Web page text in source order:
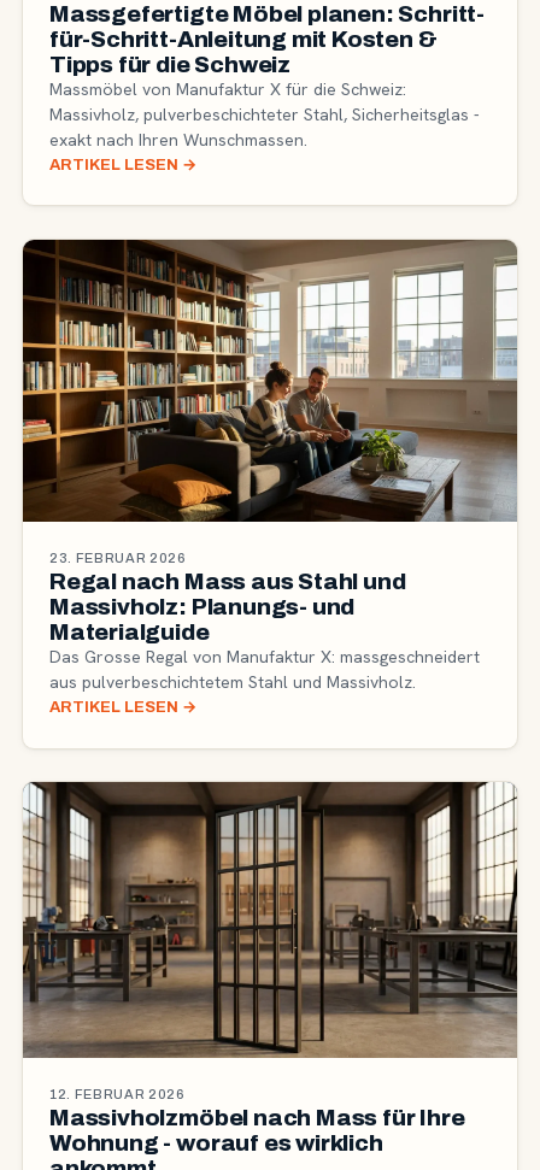
Massgefertigte Möbel planen: Schritt-
für-Schritt-Anleitung mit Kosten &
Tipps für die Schweiz
Massmöbel von Manufaktur X für die Schweiz:
Massivholz, pulverbeschichteter Stahl, Sicherheitsglas -
exakt nach Ihren Wunschmassen.
ARTIKEL LESEN →
23. FEBRUAR 2026
Regal nach Mass aus Stahl und
Massivholz: Planungs- und
Materialguide
Das Grosse Regal von Manufaktur X: massgeschneidert
aus pulverbeschichtetem Stahl und Massivholz.
ARTIKEL LESEN →
12. FEBRUAR 2026
Massivholzmöbel nach Mass für Ihre
Wohnung - worauf es wirklich